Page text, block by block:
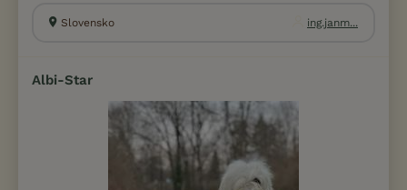
Slovensko ing.janm...
Albi-Star